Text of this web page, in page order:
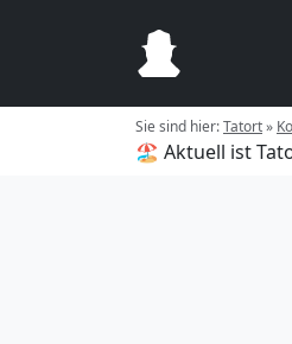
Sie sind hier:Tatort»
🏖️ Aktuell ist